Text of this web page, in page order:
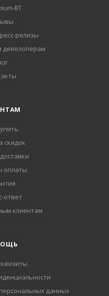
BT
релизы
девелоперам
скидок
оплаты
ответ
клиентам
данных